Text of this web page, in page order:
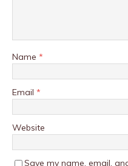
Name *
Email *
Website
Save my name, email,